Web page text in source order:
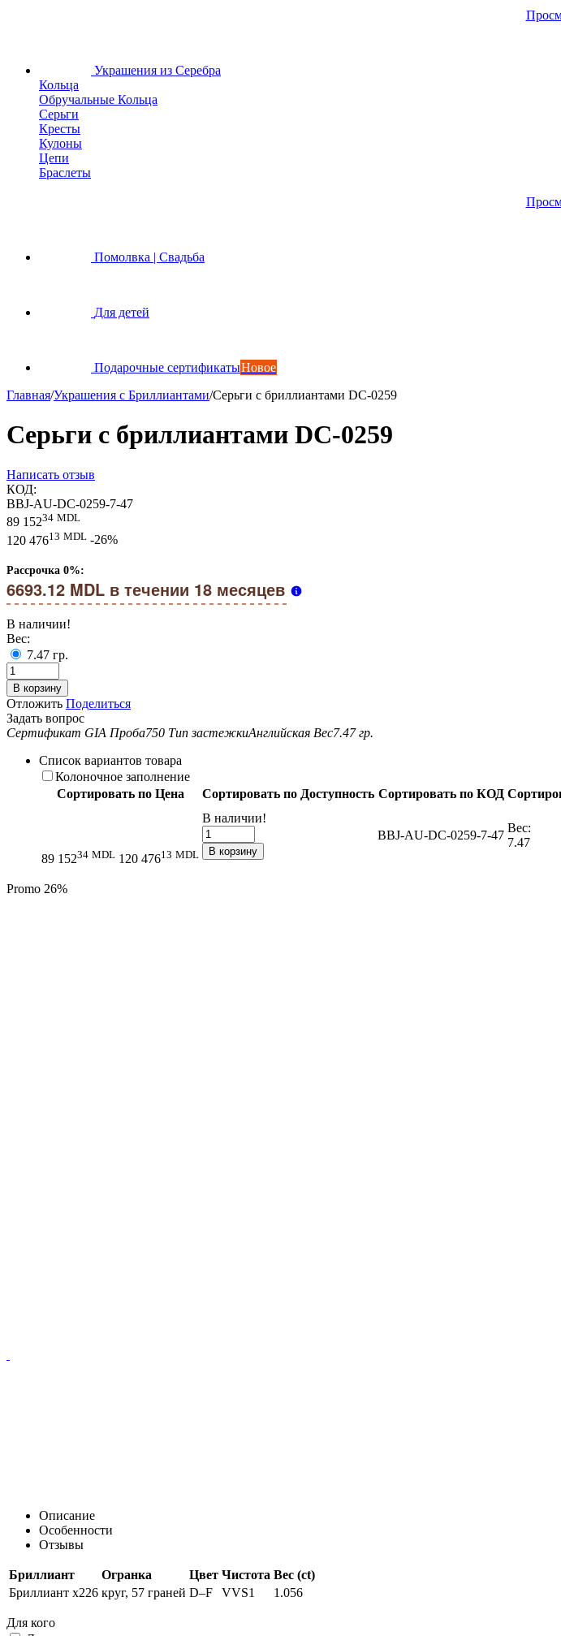
Украшения из Серебра
Кольца
Обручальные Кольца
Серьги
Кресты
Кулоны
Цепи
Браслеты
Помолвка | Свадьба
Для детей
Подарочные сертификатыНовое
Главная/Украшения с Бриллиантами/Серьги с бриллиантами DC-0259
Серьги с бриллиантами DC-0259
Написать отзыв
КОД:
BBJ-AU-DC-0259-7-47
89 15234 MDL
120 47613 MDL -26%
Рассрочка 0%:
6693.12 MDL в течении 18 месяцев
В наличии!
Вес:
7.47 гр.
В корзину
Отложить Поделиться
Задать вопрос
Сертификат GIA Проба750 Тип застежкиАнглийская Вес7.47 гр.
Список вариантов товара
Колоночное заполнение
Сортировать по Цена
Сортировать по Доступность Сортировать по КОД
89 15234 MDL 120 47613 MDL
В наличии!
В корзину
BBJ-AU-DC-0259-7-47
Вес:
7.47
Promo 26%
Описание
Особенности
Отзывы
Бриллиант Огранка Цвет Чистота Вес (ct)
Бриллиант x226 круг, 57 граней D–F VVS1 1.056
Для кого